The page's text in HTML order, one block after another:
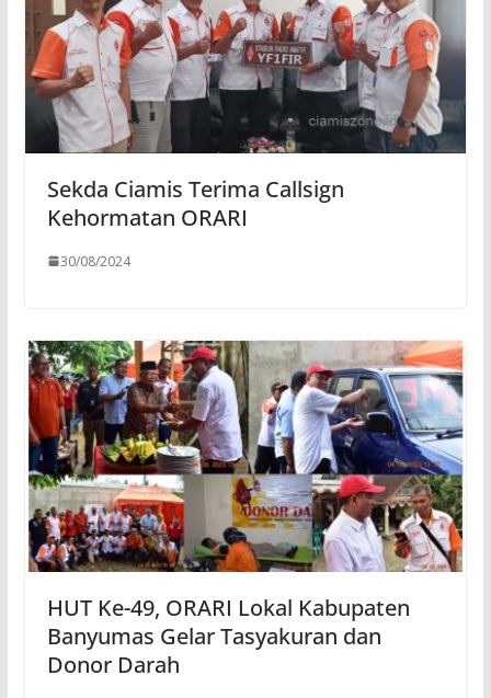
Sekda Ciamis Terima Callsign
Kehormatan ORARI
30/08/2024
HUT Ke-49, ORARI Lokal Kabupaten
Banyumas Gelar Tasyakuran dan
Donor Darah